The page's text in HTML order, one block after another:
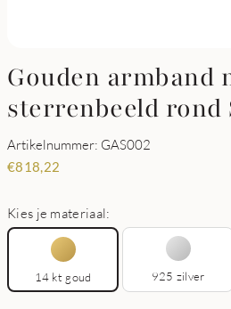
Gouden armband
sterrenbeeld rond
Artikelnummer: GAS002
€818,22
Kies je materiaal:
14 kt goud 925 zilver